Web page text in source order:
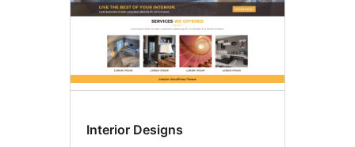
Interior Designs